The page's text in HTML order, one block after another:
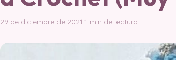
29 de diciembre de 2021·1 min de lectura